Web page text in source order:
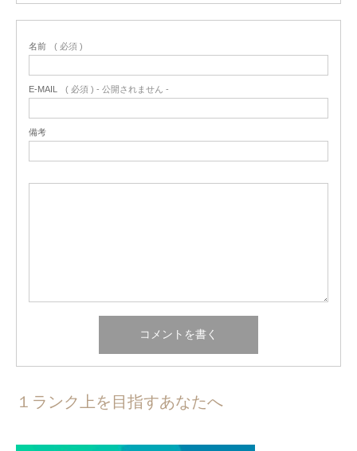
名前 ( 必須 )
E-MAIL ( 必須 ) - 公開されません -
備考
１ランク上を目指すあなたへ